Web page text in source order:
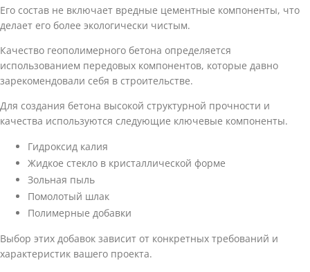
Его состав не включает вредные цементные компоненты, что
делает его более экологически чистым.
Качество геополимерного бетона определяется
использованием передовых компонентов, которые давно
зарекомендовали себя в строительстве.
Для создания бетона высокой структурной прочности и
качества используются следующие ключевые компоненты.
Гидроксид калия
Жидкое стекло в кристаллической форме
Зольная пыль
Помолотый шлак
Полимерные добавки
Выбор этих добавок зависит от конкретных требований и
характеристик вашего проекта.